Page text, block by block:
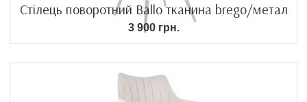
Стілець поворотний Ballo тканина brego/метал
3 900 грн.